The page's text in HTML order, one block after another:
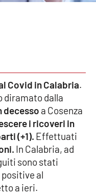
Covid in Calabria.
diramato dalla
decesso a Cosenza
i ricoveri in
(+1). Effettuati
In Calabria, ad
sono stati
positive al
a ieri.